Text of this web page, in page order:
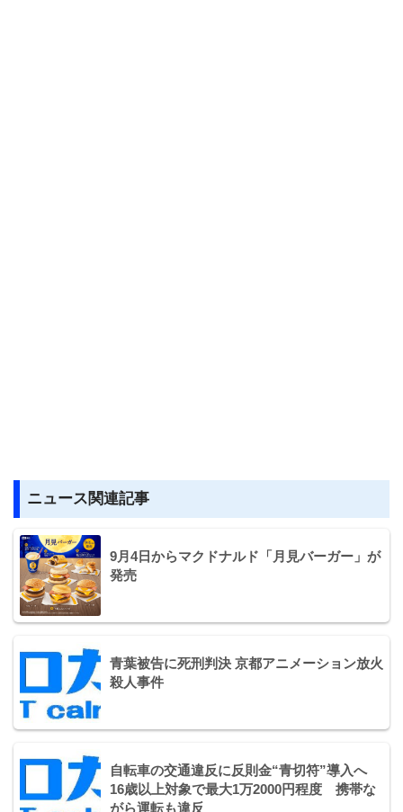
ニュース関連記事
9月4日からマクドナルド「月見バーガー」が
発売
青葉被告に死刑判決 京都アニメーション放火
殺人事件
自転車の交通違反に反則金“青切符”導入へ
16歳以上対象で最大1万2000円程度 携帯な
がら運転も違反